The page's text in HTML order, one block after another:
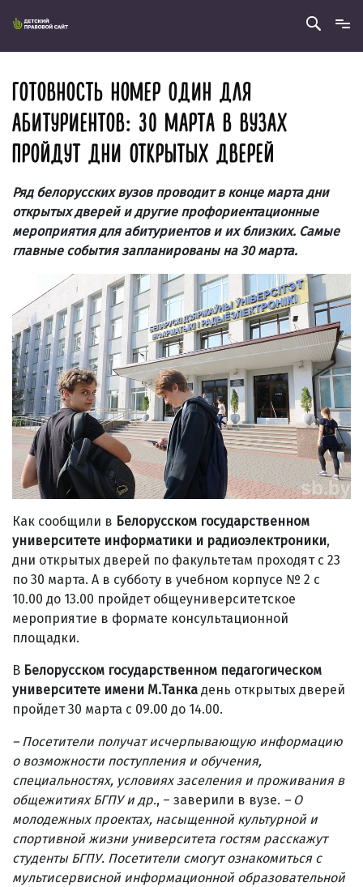
ГОТОВНОСТЬ НОМЕР ОДИН ДЛЯ
АБИТУРИЕНТОВ: 30 МАРТА В ВУЗАХ
ПРОЙДУТ ДНИ ОТКРЫТЫХ ДВЕРЕЙ
Ряд белорусских вузов проводит в конце марта дни
открытых дверей и другие профориентационные
мероприятия для абитуриентов и их близких. Самые
главные события запланированы на 30 марта.
Как сообщили в Белорусском государственном
университете информатики и радиоэлектроники,
дни открытых дверей по факультетам проходят с 23
по 30 марта. А в субботу в учебном корпусе № 2 с
10.00 до 13.00 пройдет общеуниверситетское
мероприятие в формате консультационной
площадки.
В Белорусском государственном педагогическом
университете имени М.Танка день открытых дверей
пройдет 30 марта с 09.00 до 14.00.
– Посетители получат исчерпывающую информацию
о возможности поступления и обучения,
специальностях, условиях заселения и проживания в
общежитиях БГПУ и др., – заверили в вузе. –О
молодежных проектах, насыщенной культурной и
спортивной жизни университета гостям расскажут
студенты БГПУ. Посетители смогут ознакомиться с
мультисервисной информационной образовательной